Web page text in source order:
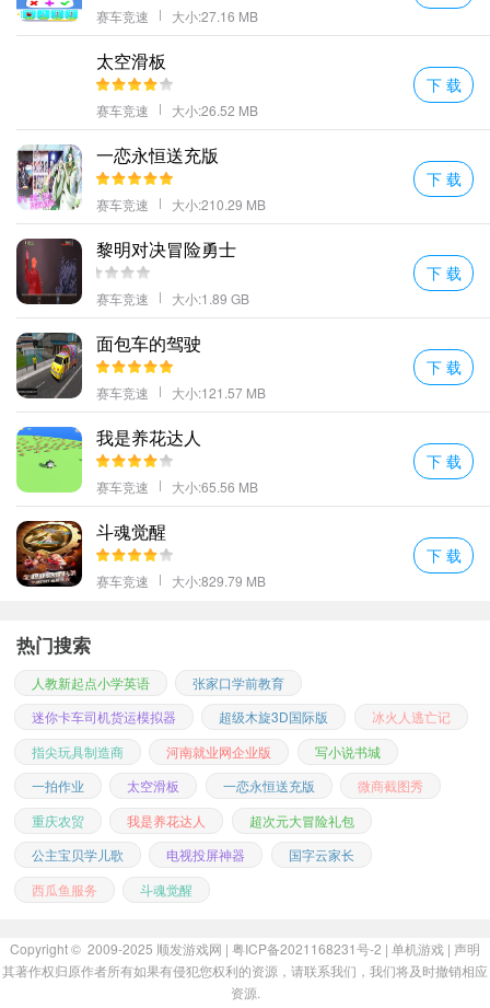
辆。
越野油轮货车介绍
双方车辆进行通过的时候只有刚好的距离通过稍微差一点就要酿成
将在曲折的道路上行驶各种类型的卡车应有尽有这将会是本年度最
佳的运输游戏。
包含两种不同的模式一种是飞行油轮模式另一种是越野油卡车油轮
驾驶模式；
根据不同的道路地形选择合适的车型不同的车型有着不同的性能和
适应性。
运送的货物越多你取得的奖励就越多从而提升你的卡车的性能。
复杂道路和挑战性任务以及各种天气和环境条件让你不断地挑战自
己的驾驶技巧。
越野油轮货车游戏规则
玩家需要更好的承担起自己作为一个金牌司机需要承担的责任将货
物安全送达。
众多视角的切换能够帮助你看清楚前方的道路随时都是有可能发生
很多危险；
匀速前进油罐车的运输不能出现差错真实刺激的闯关历险体验十分
疯狂的竞速挑战。
扮演一名油罐车车司机在各种逼真的崎岖山路上开始你的越野驾驶
解锁更多的城市地图完成更多的驾驶和运输控制车辆平安行驶。
模拟类型的驾驶体验带给你绝对真实的操作超多的不同卡车可以选
择；
真实的关卡挑战每一轮的竞赛都十分刺激玩法轻松享受十分精彩的
历险。
油站的不同位置运送石油；
履行作为运输车司机的责任并安全到达加油站强制加油站和定点目
赛车竞速 大小:27.16 MB
太空滑板
赛车竞速 大小:26.52 MB
下 载
一恋永恒送充版
赛车竞速 大小:210.29 MB
下 载
黎明对决冒险勇士
赛车竞速 大小:1.89 GB
下 载
面包车的驾驶
赛车竞速 大小:121.57 MB
下 载
我是养花达人
赛车竞速 大小:65.56 MB
下 载
斗魂觉醒
赛车竞速 大小:829.79 MB
下 载
热门搜索
人教新起点小学英语
张家口学前教育
迷你卡车司机货运模拟器
超级木旋3D国际版
冰火人逃亡记
指尖玩具制造商
河南就业网企业版
写小说书城
一拍作业
太空滑板 一恋永恒送充版
微商截图秀
重庆农贸
我是养花达人
超次元大冒险礼包
公主宝贝学儿歌
电视投屏神器
国字云家长
西瓜鱼服务
斗魂觉醒
Copyright © 2009-2025 顺发游戏网 | 粤ICP备2021168231号-2 | 单机游戏 | 声明
其著作权归原作者所有如果有侵犯您权利的资源，请联系我们，我们将及时撤销相应
资源.